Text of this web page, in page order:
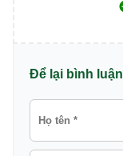
Để lại bình luận